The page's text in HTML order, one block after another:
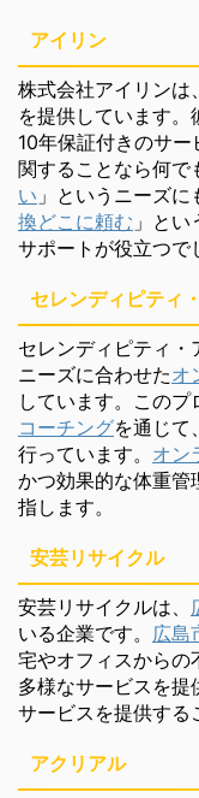
アイリン
株式会社アイリンは、
を提供しています。
10年保証付きのサー
関することなら何で
い 」というニーズ
換どこに頼む 」と
サポートが役立つで
セレンディピティ
セレンディピティ
ニーズに合わせたオ
しています。このプ
コーチングを通じて
行っています。 オン
かつ効果的な体重管
指します。
安芸リサイクル
安芸リサイクルは、
いる企業です。 広島
宅やオフィスからの
多様なサービスを提
サービスを提供する
アクリアル